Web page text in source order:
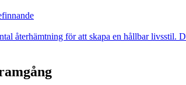
återhämtning för att skapa en hållbar